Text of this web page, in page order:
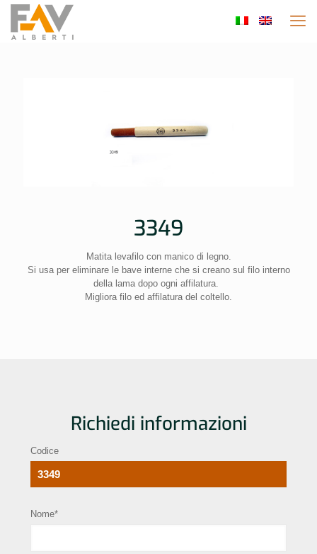
3349
Matita levafilo con manico di legno.
Si usa per eliminare le bave interne che si creano sul filo interno
della lama dopo ogni affilatura.
Migliora filo ed affilatura del coltello.
Richiedi informazioni
Codice
Nome*